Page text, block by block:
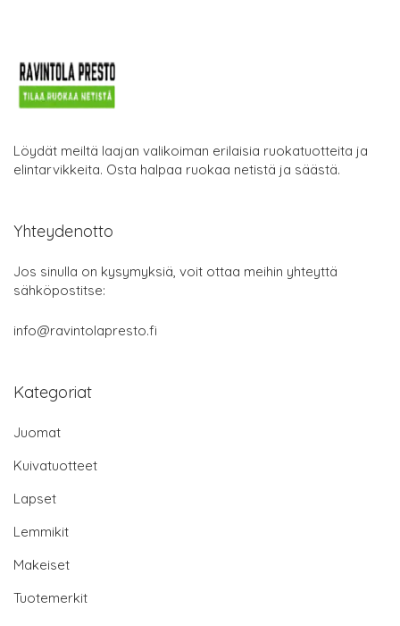
Löydät meiltä laajan valikoiman erilaisia ruokatuotteita ja
elintarvikkeita. Osta halpaa ruokaa netistä ja säästä.
Yhteydenotto
Jos sinulla on kysymyksiä, voit ottaa meihin yhteyttä
sähköpostitse:
info@ravintolapresto.fi
Kategoriat
Juomat
Kuivatuotteet
Lapset
Lemmikit
Makeiset
Tuotemerkit